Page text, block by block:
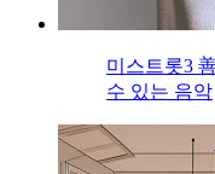
미스트롯3
수 있는 음악